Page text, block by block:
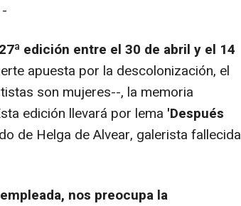
edición entre el 30 de abril y el 14
apuesta por la descolonización, el
son mujeres--, la memoria
edición llevará por lema 'Después
de Helga de Alvear, galerista fallecida
nos preocupa la